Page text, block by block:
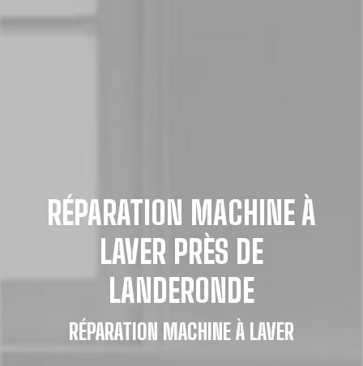
RÉPARATION MACHINE À
LAVER PRÈS DE
LANDERONDE
RÉPARATION MACHINE À LAVER